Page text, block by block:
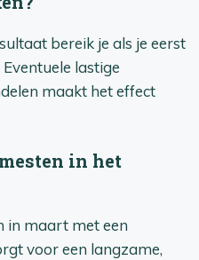
bereik je als je eerst
lastige
maakt het effect
in het
in maart met een
voor een langzame,